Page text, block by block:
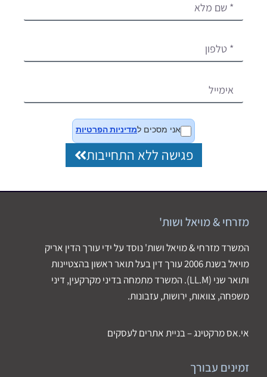
אני מסכים למדיניות הפרטיות
פגישה ללא התחייבות
מזרחי & מויאל ושות'
המשרד מזרחי & מויאל ושות' נוסד על ידי עורך הדין אריק
מויאל בשנת 2006 עורך דין בעל תואר ראשון בהצטיינות
ותואר שני (LL.M). המשרד מתמחה בדיני מקרקעין, דיני
משפחה, צוואות, ירושות, עזבונות.
אי.אס מרקטינג – בניית אתרים לעסקים
זמינים עבורך